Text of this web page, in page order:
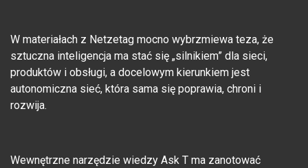
W materiałach z Netzetag mocno wybrzmiewa teza, że
sztuczna inteligencja ma stać się „silnikiem” dla sieci,
produktów i obsługi, a docelowym kierunkiem jest
autonomiczna sieć, która sama się poprawia, chroni i
rozwija.
Wewnętrzne narzędzie wiedzy Ask T ma zanotować